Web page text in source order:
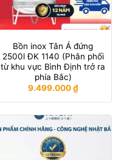
Bồn inox Tân Á đứng
2500l ĐK 1140 (Phân phối
từ khu vực Bình Định trở ra
phía Bắc)
9.499.000₫